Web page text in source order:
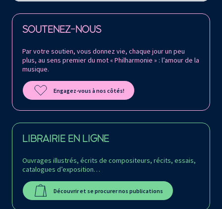
SOUTENEZ-NOUS
Par votre soutien, vous donnez vie, chaque jour un peu
plus, au sens premier du mot « Philharmonie » : l’amour de la
musique.
Engagez-vous à nos côtés!
LIBRAIRIE EN LIGNE
Ouvrages illustrés, écrits de compositeurs, récits, essais,
catalogues d’exposition…
Découvrir et se procurer nos publications
Retrouvez la Philharmonie de Paris sur